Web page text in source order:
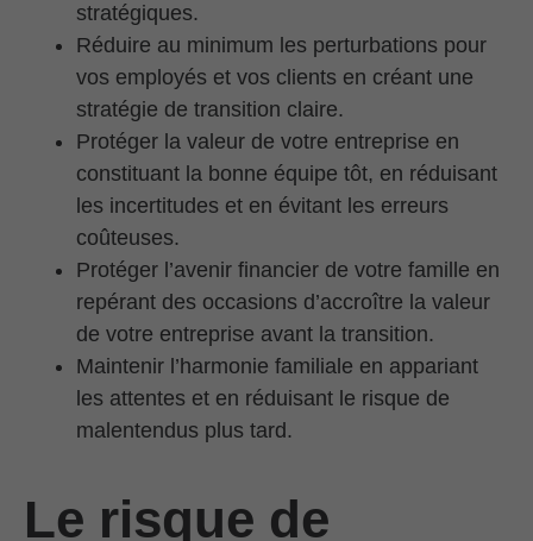
stratégiques.
Réduire au minimum les perturbations pour
vos employés et vos clients en créant une
stratégie de transition claire.
Protéger la valeur de votre entreprise en
constituant la bonne équipe tôt, en réduisant
les incertitudes et en évitant les erreurs
coûteuses.
Protéger l’avenir financier de votre famille en
repérant des occasions d’accroître la valeur
de votre entreprise avant la transition.
Maintenir l’harmonie familiale en appariant
les attentes et en réduisant le risque de
malentendus plus tard.
Le risque de